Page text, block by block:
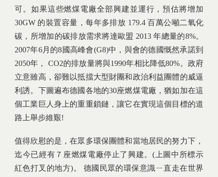
可。如果這些燃煤電廠全部興建並運行，預估將增加
30GW 的裝置容量，每年多排放 179.4 百萬公噸二氧化
碳，所增加的碳排放需求將達歐盟 2013 年總量的8%。
2007年6月的8國高峰會(G8)中，與會的德國慨然承諾到
2050年， CO2的排放量將與1990年相比降低80%。政府
立意雖高，卻難以抵擋大型財團和政治利益團體的威逼
利誘。下圖遍布德國各地的30座燃煤電廠，猶如加在這
個工業巨人身上的重重鎖鏈，讓它在實現這個目標的道
路上舉步維艱!
值得欣慰的是，在眾多環保團體和當地居民的努力下，
迄今已經有７座燃煤電廠停止了興建。(上圖中所標示
紅色打叉的地方)。 德國民眾的環保意識ㄧ直走在世界